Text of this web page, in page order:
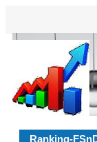
Ranking-